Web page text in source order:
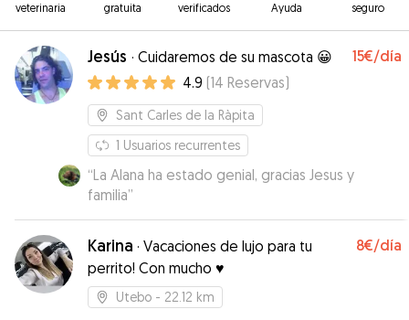
veterinaria
gratuita
verificados
Ayuda
seguro
Jesús · Cuidaremos de su mascota 😀 15€/día
4.9 (14 Reservas)
Sant Carles de la Ràpita
1 Usuarios recurrentes
“La Alana ha estado genial, gracias Jesus y
familia”
Karina · Vacaciones de lujo para tu
perrito! Con mucho ♥️
8€/día
Utebo - 22.12 km